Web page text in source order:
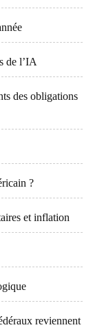
de l’IA
des obligations
?
et inflation
reviennent